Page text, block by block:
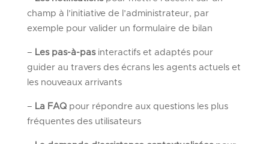
champ à l’initiative de l’administrateur, par
exemple pour valider un formulaire de bilan
– Les pas-à-pas interactifs et adaptés pour
guider au travers des écrans les agents actuels et
les nouveaux arrivants
– La FAQ pour répondre aux questions les plus
fréquentes des utilisateurs